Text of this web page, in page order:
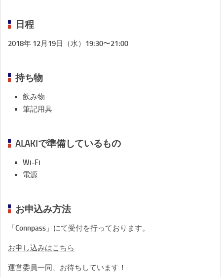
日程
2018年 12月19日（水）19:30〜21:00
持ち物
飲み物
筆記用具
ALAKIで準備しているもの
Wi-Fi
電源
お申込み方法
「Connpass」にて受付を行っております。
お申し込みはこちら
運営委員一同、お待ちしています！